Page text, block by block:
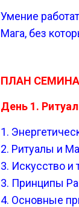
Умение
Мага, без
ПЛАН
День 1.
1.
2. Ритуалы и
3. Искусство
3. Принципы
4. Основные